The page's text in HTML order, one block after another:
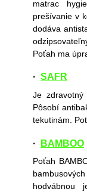
matrac
prešívanie v
dodáva
Poťah ma
· SAFR
Je zdravotný
Pôsobí
tekutinám.
· BAMBOO
Poťah
hodvábnou